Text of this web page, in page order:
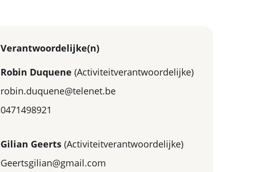
Verantwoordelijke(n)
Robin Duquene (Activiteitverantwoordelijke)
robin.duquene@telenet.be
0471498921
Gilian Geerts (Activiteitverantwoordelijke)
Geertsgilian@gmail.com